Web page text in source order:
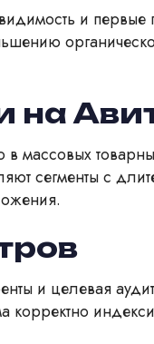
и
на
массовых
сегменты с
и целевая
корректно